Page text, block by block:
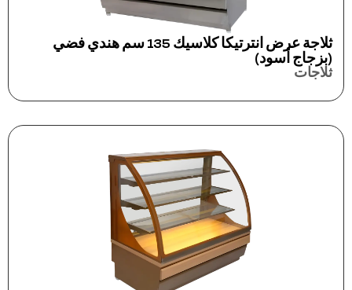
ثلاجة عرض انترتيكا كلاسيك 135 سم هندي فضي
(بزجاج أسود)
ثلاجات